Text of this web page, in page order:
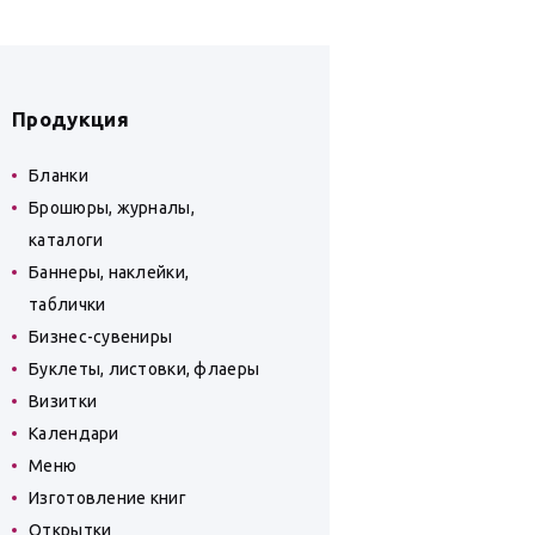
Продукция
Бланки
Брошюры, журналы,
каталоги
Баннеры, наклейки,
таблички
Бизнес-сувениры
Буклеты, листовки, флаеры
Визитки
Календари
Меню
Изготовление книг
Открытки